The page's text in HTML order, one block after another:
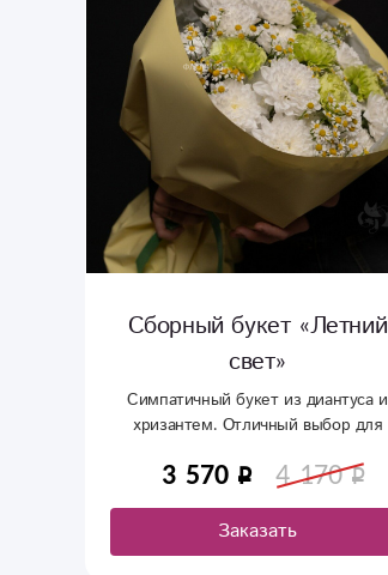
Сборный букет «Летний
свет»
Симпатичный букет из диантуса и
хризантем. Отличный выбор для
3 570 4 170
Заказать